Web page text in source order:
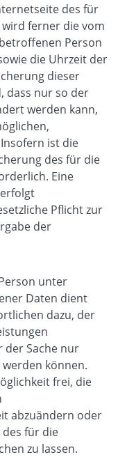
des für
ferner die vom
Person
die Uhrzeit der
dieser
dass nur so der
werden kann,
ist die
des für die
Eine
Pflicht zur
der
unter
Daten dient
dazu, der
der Sache nur
können.
frei, die
abzuändern oder
für die
zu lassen.